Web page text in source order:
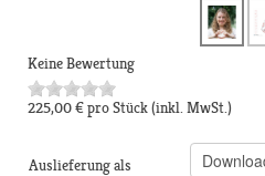
Keine Bewertung
225,00 €pro Stück(inkl. MwSt.)
Auslieferung als